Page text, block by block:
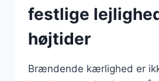
festlige
højtider
Brændende kærlighed er